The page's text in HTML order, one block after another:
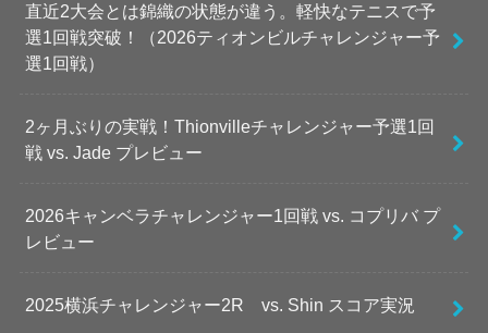
直近2大会とは錦織の状態が違う。軽快なテニスで予
選1回戦突破！（2026ティオンビルチャレンジャー予
選1回戦）
2ヶ月ぶりの実戦！Thionvilleチャレンジャー予選1回
戦 vs. Jade プレビュー
2026キャンベラチャレンジャー1回戦 vs. コプリバ プ
レビュー
2025横浜チャレンジャー2R vs. Shin スコア実況